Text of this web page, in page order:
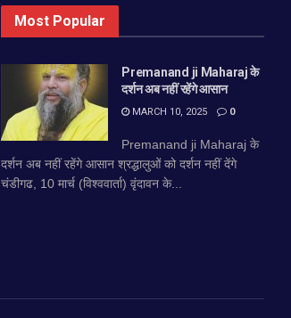
Most Popular
Premanand ji Maharaj के
दर्शन अब नहीं रहेंगे आसान
MARCH 10, 2025 0
Premanand ji Maharaj के
दर्शन अब नहीं रहेंगे आसान श्रद्धालुओं को दर्शन नहीं देंगे
चंडीगढ, 10 मार्च (विश्ववार्ता) वृंदावन के...